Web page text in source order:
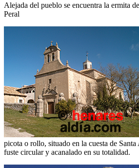
Alejada del pueblo se encuentra la ermita
Peral
picota o rollo, situado en la cuesta de Santa
fuste circular y acanalado en su totalidad.